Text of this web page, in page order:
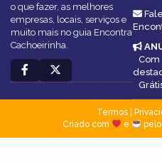
o que fazer, as melhores
empresas, locais, serviços e
muito mais no guia Encontra
Cachoeirinha.
Com
Termos|
Criado com
e